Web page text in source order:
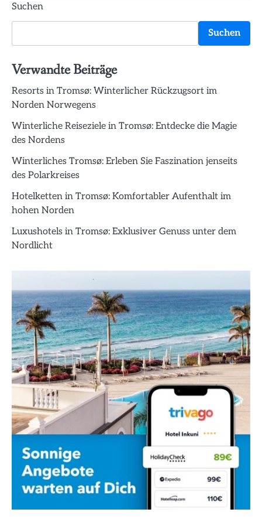
Suchen
Suchen
Verwandte Beiträge
Resorts in Tromsø: Winterlicher Rückzugsort im
Norden Norwegens
Winterliche Reiseziele in Tromsø: Entdecke die Magie
des Nordens
Winterliches Tromsø: Erleben Sie Faszination jenseits
des Polarkreises
Hotelketten in Tromsø: Komfortabler Aufenthalt im
hohen Norden
Luxushotels in Tromsø: Exklusiver Genuss unter dem
Nordlicht